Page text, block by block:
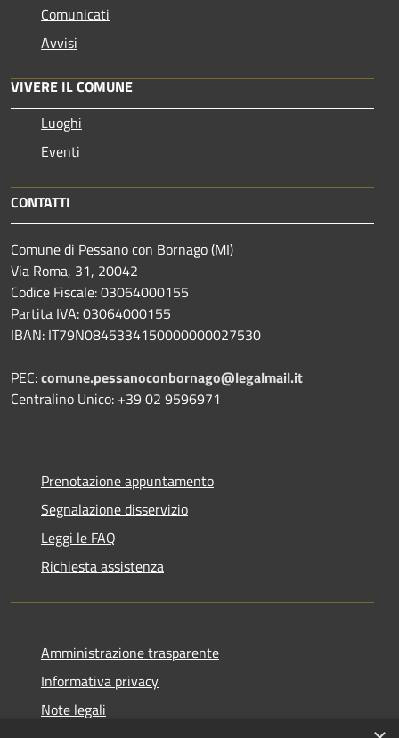
Comunicati
Avvisi
VIVERE IL COMUNE
Luoghi
Eventi
CONTATTI
Comune di Pessano con Bornago (MI)
Via Roma, 31, 20042
Codice Fiscale: 03064000155
Partita IVA: 03064000155
IBAN: IT79N0845334150000000027530
PEC:comune.pessanoconbornago@legalmail.it
Centralino Unico: +39 02 9596971
Prenotazione appuntamento
Segnalazione disservizio
Leggi le FAQ
Richiesta assistenza
Amministrazione trasparente
Informativa privacy
Note legali